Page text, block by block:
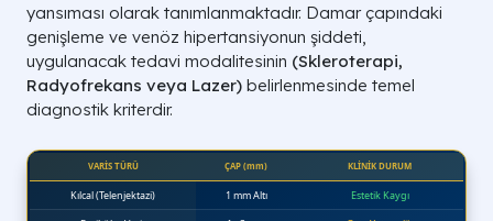
yansıması olarak tanımlanmaktadır. Damar çapındaki
genişleme ve venöz hipertansiyonun şiddeti,
uygulanacak tedavi modalitesinin (Skleroterapi,
Radyofrekans veya Lazer) belirlenmesinde temel
diagnostik kriterdir.